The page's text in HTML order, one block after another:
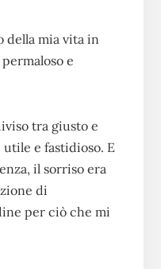
della mia vita in
e
tra giusto e
e fastidioso. E
il sorriso era
di
per ciò che mi